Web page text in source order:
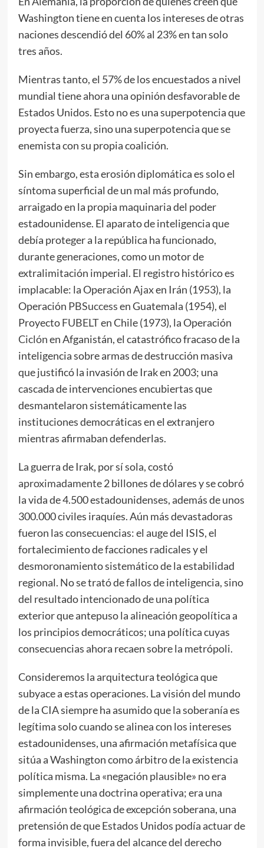
Washington tiene en cuenta los intereses de otras
naciones descendió del 60% al 23% en tan solo
tres años.
Mientras tanto, el 57% de los encuestados a nivel
mundial tiene ahora una opinión desfavorable de
Estados Unidos. Esto no es una superpotencia que
proyecta fuerza, sino una superpotencia que se
enemista con su propia coalición.
Sin embargo, esta erosión diplomática es solo el
síntoma superficial de un mal más profundo,
arraigado en la propia maquinaria del poder
estadounidense. El aparato de inteligencia que
debía proteger a la república ha funcionado,
durante generaciones, como un motor de
extralimitación imperial. El registro histórico es
implacable: la OperaciónAjaxen Irán (1953), la
Operación PBSuccessen Guatemala (1954), el
ProyectoFUBELTen Chile (1973), la Operación
Ciclónen Afganistán, el catastrófico fracaso de la
inteligencia sobre armas de destrucción masiva
que justificó la invasión de Irak en 2003; una
cascada de intervenciones encubiertas que
desmantelaron sistemáticamente las
instituciones democráticas en el extranjero
mientras afirmaban defenderlas.
La guerra de Irak, por sí sola, costó
aproximadamente2 billones de dólares y se cobró
la vida de 4.500 estadounidenses, además de unos
300.000 civiles iraquíes. Aún más devastadoras
fueron las consecuencias: el auge del ISIS, el
fortalecimiento de facciones radicales y el
desmoronamiento sistemático de la estabilidad
regional. No se trató de fallos de inteligencia, sino
del resultado intencionado de una política
exterior que antepuso la alineación geopolítica a
los principios democráticos; una política cuyas
consecuencias ahora recaen sobre la metrópoli.
Consideremos la arquitectura teológica que
subyace a estas operaciones. La visión del mundo
de la CIA siempre ha asumido que la soberanía es
legítima solo cuando se alinea con los intereses
estadounidenses, una afirmación metafísica que
sitúa a Washington como árbitro de la existencia
política misma. La «negación plausible» no era
simplemente una doctrina operativa; era una
afirmación teológica de excepción soberana, una
pretensión de que Estados Unidos podía actuar de
forma invisible, fuera del alcance del derecho